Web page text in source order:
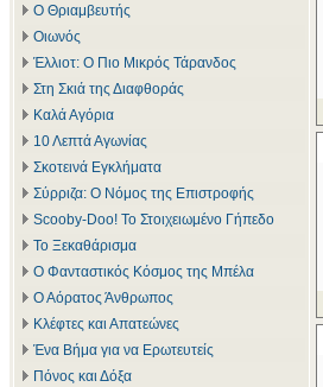
Ο Θριαμβευτής
Οιωνός
Έλλιοτ: Ο Πιο Μικρός Τάρανδος
Στη Σκιά της Διαφθοράς
Καλά Αγόρια
10 Λεπτά Αγωνίας
Σκοτεινά Εγκλήματα
Σύρριζα: Ο Νόμος της Επιστροφής
Scooby-Doo! Το Στοιχειωμένο Γήπεδο
Το Ξεκαθάρισμα
Ο Φανταστικός Κόσμος της Μπέλα
Ο Αόρατος Άνθρωπος
Κλέφτες και Απατεώνες
Ένα Βήμα για να Ερωτευτείς
Πόνος και Δόξα